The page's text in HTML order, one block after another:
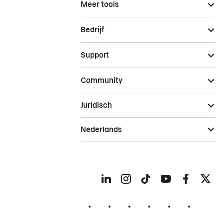
Meer tools
Bedrijf
Support
Community
Juridisch
Nederlands